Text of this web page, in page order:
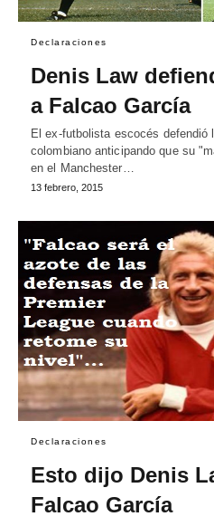
Declaraciones
Denis Law
a Falcao García
El ex-futbolista escocés defendió
colombiano anticipando que su
en el Manchester…
13 febrero, 2015
Declaraciones
Esto dijo Denis
Falcao García